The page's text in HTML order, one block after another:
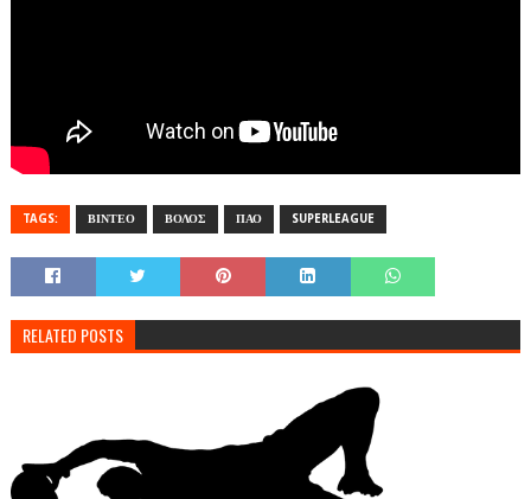
TAGS: ΒΙΝΤΕΟ ΒΟΛΟΣ ΠΑΟ SUPERLEAGUE
RELATED POSTS